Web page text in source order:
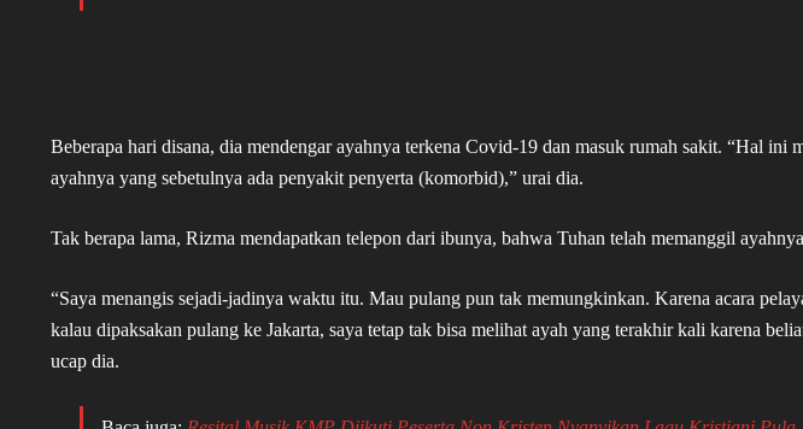
Beberapa hari disana, dia mendengar ayahnya terkena Covid-19 dan masuk rumah sakit. “Hal ini
ayahnya yang sebetulnya ada penyakit penyerta (komorbid),” urai dia.
Tak berapa lama, Rizma mendapatkan telepon dari ibunya, bahwa Tuhan telah memanggil
“Saya menangis sejadi-jadinya waktu itu. Mau pulang pun tak memungkinkan. Karena acara
kalau dipaksakan pulang ke Jakarta, saya tetap tak bisa melihat ayah yang terakhir kali karena
ucap dia.